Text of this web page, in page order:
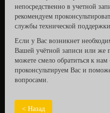
непосредственно в учетной
рекомендуем
службы технической
Если у Вас возникнет
Вашей учётной записи или же
можете смело обратиться к
проконсультируем Вас и
вопросами.
< Назад